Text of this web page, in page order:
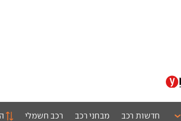
חדשות רכב מבחני רכב רכב חשמלי